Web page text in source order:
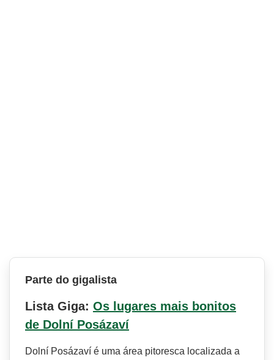
Parte do gigalista
Lista Giga: Os lugares mais bonitos
de Dolní Posázaví
Dolní Posázaví é uma área pitoresca localizada a